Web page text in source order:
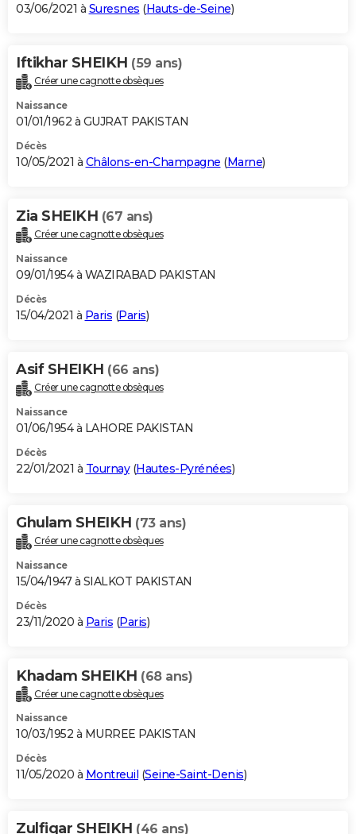
03/06/2021 à Suresnes (Hauts-de-Seine)
Iftikhar SHEIKH (59 ans)
Créer une cagnotte obsèques
Naissance
01/01/1962 à GUJRAT PAKISTAN
Décès
10/05/2021 à Châlons-en-Champagne (Marne)
Zia SHEIKH (67 ans)
Créer une cagnotte obsèques
Naissance
09/01/1954 à WAZIRABAD PAKISTAN
Décès
15/04/2021 à Paris (Paris)
Asif SHEIKH (66 ans)
Créer une cagnotte obsèques
Naissance
01/06/1954 à LAHORE PAKISTAN
Décès
22/01/2021 à Tournay(Hautes-Pyrénées)
Ghulam SHEIKH (73 ans)
Créer une cagnotte obsèques
Naissance
15/04/1947 à SIALKOT PAKISTAN
Décès
23/11/2020 à Paris (Paris)
Khadam SHEIKH (68 ans)
Créer une cagnotte obsèques
Naissance
10/03/1952 à MURREE PAKISTAN
Décès
11/05/2020 à Montreuil (Seine-Saint-Denis)
Zulfiqar SHEIKH (46 ans)